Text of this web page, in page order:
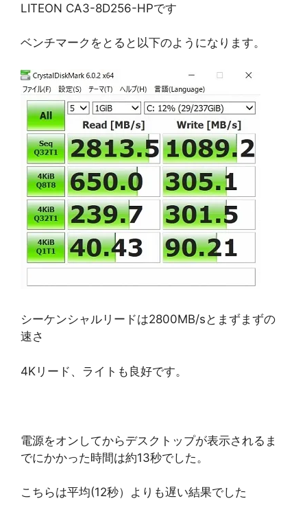
LITEON CA3-8D256-HPです
ベンチマークをとると以下のようになります。
シーケンシャルリードは2800MB/sとまずまずの
速さ
4Kリード、ライトも良好です。
電源をオンしてからデスクトップが表示されるま
でにかかった時間は約13秒でした。
こちらは平均(12秒）よりも遅い結果でした